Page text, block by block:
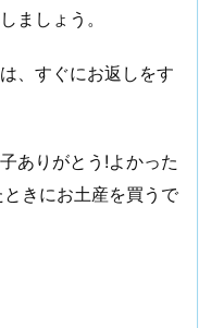
ましょう。
、すぐにお返しをす
ありがとう!よかった
きにお土産を買うで